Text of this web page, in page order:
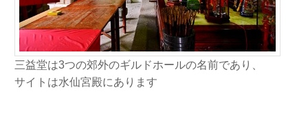
三益堂は3つの郊外のギルドホールの名前であり、
サイトは水仙宮殿にあります